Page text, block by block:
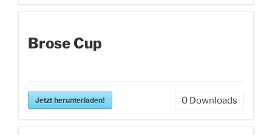
Brose Cup
Jetzt herunterladen! 0 Downloads